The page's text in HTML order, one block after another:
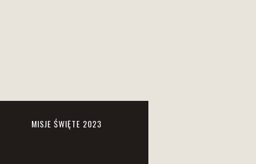
MISJE ŚWIĘTE 2023